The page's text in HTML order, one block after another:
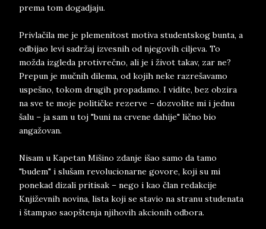
prema tom dogadjaju.
Privlačila me je plemenitost motiva studentskog bunta, a
odbijao levi sadržaj izvesnih od njegovih ciljeva. To
možda izgleda protivrečno, ali je i život takav, zar ne?
Prepun je mučnih dilema, od kojih neke razrešavamo
uspešno, tokom drugih propadamo. I vidite, bez obzira
na sve te moje političke rezerve – dozvolite mi i jednu
šalu – ja sam u toj "buni na crvene dahije" lično bio
angažovan.
Nisam u Kapetan Mišino zdanje išao samo da tamo
"budem" i slušam revolucionarne govore, koji su mi
ponekad dizali pritisak – nego i kao član redakcije
Književnih novina, lista koji se stavio na stranu studenata
i štampao saopštenja njihovih akcionih odbora.